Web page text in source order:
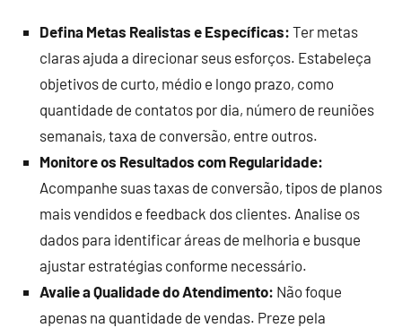
Defina Metas Realistas e Específicas: Ter metas
claras ajuda a direcionar seus esforços. Estabeleça
objetivos de curto, médio e longo prazo, como
quantidade de contatos por dia, número de reuniões
semanais, taxa de conversão, entre outros.
Monitore os Resultados com Regularidade:
Acompanhe suas taxas de conversão, tipos de planos
mais vendidos e feedback dos clientes. Analise os
dados para identificar áreas de melhoria e busque
ajustar estratégias conforme necessário.
Avalie a Qualidade do Atendimento: Não foque
apenas na quantidade de vendas. Preze pela